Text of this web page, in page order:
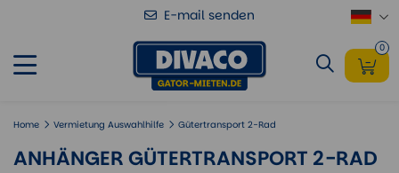
E-mail senden
0
Home Vermietung Auswahlhilfe Gütertransport 2-Rad
ANHÄNGER GÜTERTRANSPORT 2-RAD
Anhänger Gütertransport 2-Rad